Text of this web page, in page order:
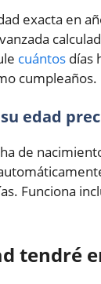
exacta en
cuántos días
cumpleaños.
edad
de
Funciona
tendré